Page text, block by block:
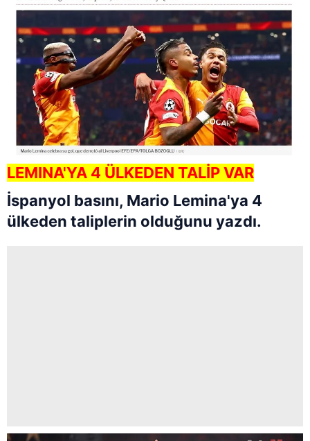
LEMINA'YA 4 ÜLKEDEN TALİP VAR
İspanyol basını, Mario Lemina'ya 4
ülkeden taliplerin olduğunu yazdı.